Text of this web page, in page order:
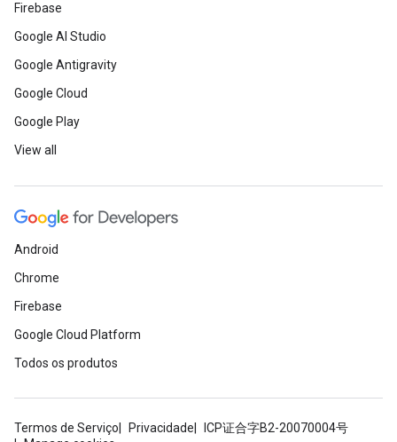
Firebase
Google AI Studio
Google Antigravity
Google Cloud
Google Play
View all
Android
Chrome
Firebase
Google Cloud Platform
Todos os produtos
Termos de Serviço Privacidade
ICP证合字B2-20070004号